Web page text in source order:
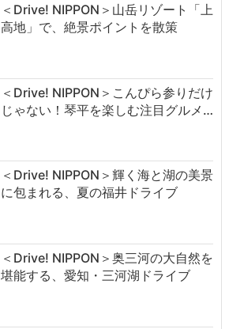
＜Drive! NIPPON＞山岳リゾート「上
高地」で、絶景ポイントを散策
＜Drive! NIPPON＞こんぴら参りだけ
じゃない！琴平を楽しむ注目グルメ…
＜Drive! NIPPON＞輝く海と湖の美景
に包まれる、夏の福井ドライブ
＜Drive! NIPPON＞奥三河の大自然を
堪能する、愛知・三河湖ドライブ